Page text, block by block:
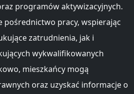
programów aktywizacyjnych.
pośrednictwo pracy, wspierając
zatrudnienia, jak i
wykwalifikowanych
mieszkańcy mogą
oraz uzyskać informacje o